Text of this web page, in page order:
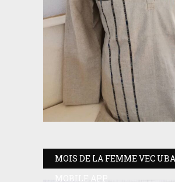
MOIS DE LA FEMME VEC UBA
MOBILE APP